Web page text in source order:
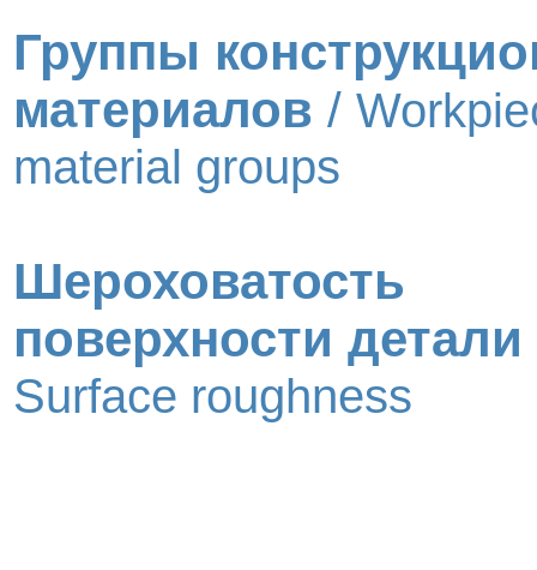
Группы
материалов /
material groups
Шероховатость
поверхности детали
Surface roughness